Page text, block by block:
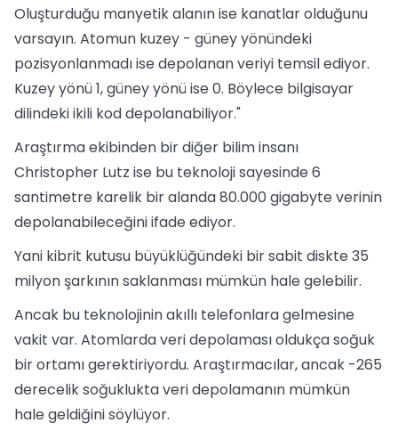
Oluşturduğu manyetik alanın ise kanatlar olduğunu
varsayın. Atomun kuzey - güney yönündeki
pozisyonlanmadı ise depolanan veriyi temsil ediyor.
Kuzey yönü 1, güney yönü ise 0. Böylece bilgisayar
dilindeki ikili kod depolanabiliyor."
Araştırma ekibinden bir diğer bilim insanı
Christopher Lutz ise bu teknoloji sayesinde 6
santimetre karelik bir alanda 80.000 gigabyte verinin
depolanabileceğini ifade ediyor.
Yani kibrit kutusu büyüklüğündeki bir sabit diskte 35
milyon şarkının saklanması mümkün hale gelebilir.
Ancak bu teknolojinin akıllı telefonlara gelmesine
vakit var. Atomlarda veri depolaması oldukça soğuk
bir ortamı gerektiriyordu. Araştırmacılar, ancak -265
derecelik soğuklukta veri depolamanın mümkün
hale geldiğini söylüyor.